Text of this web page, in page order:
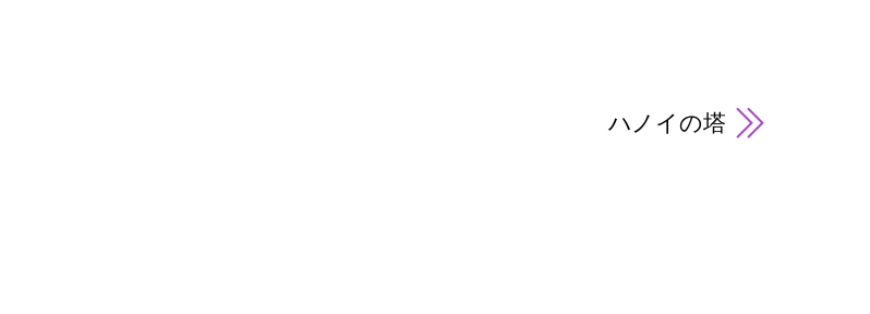
ハノイの塔